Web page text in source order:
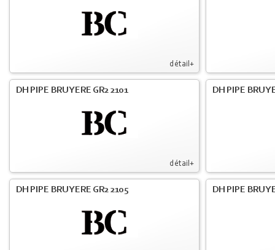
détail+
détail+
DH PIPE BRUYERE GR2 2101 DH PIPE
DH PIPE BRUYERE GR2 2105 DH PIPE